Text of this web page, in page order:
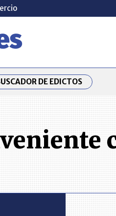
DE EDICTOS